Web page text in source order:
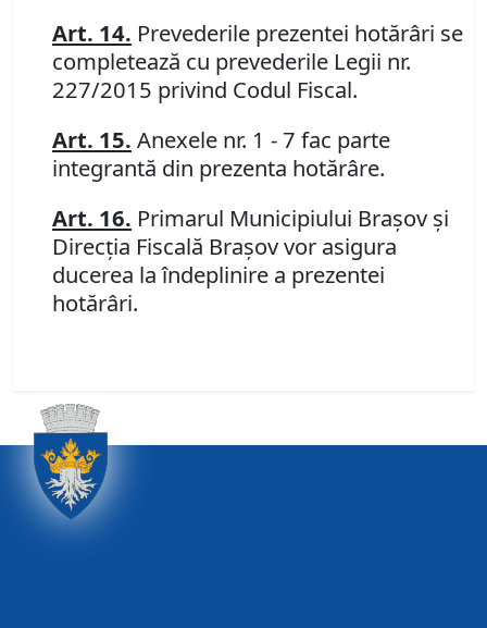
Art. 14. Prevederile prezentei hotărâri se
completează cu prevederile Legii nr.
227/2015 privind Codul Fiscal.
Art. 15. Anexele nr. 1 - 7 fac parte
integrantă din prezenta hotărâre.
Art. 16. Primarul Municipiului Braşov şi
Direcţia Fiscală Braşov vor asigura
ducerea la îndeplinire a prezentei
hotărâri.